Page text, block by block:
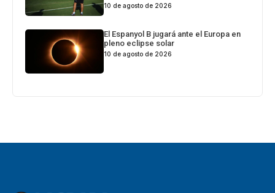
10 de agosto de 2026
El Espanyol B jugará ante el Europa en
pleno eclipse solar
10 de agosto de 2026